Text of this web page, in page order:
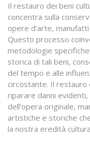
Il restauro dei beni
concentra sulla
opere d’arte,
Questo processo
metodologie
storica di tali beni,
del tempo e alle
circostante. Il restauro
riparare danni
dell’opera originale,
artistiche e storiche
la nostra eredità